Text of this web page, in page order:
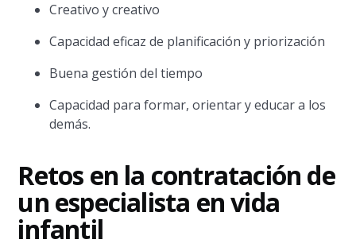
Creativo y creativo
Capacidad eficaz de planificación y priorización
Buena gestión del tiempo
Capacidad para formar, orientar y educar a los
demás.
Retos en la contratación de
un especialista en vida
infantil